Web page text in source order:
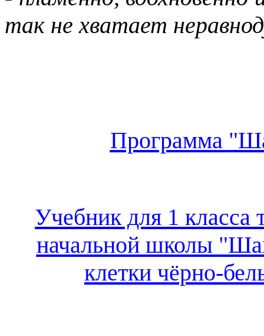
так не хватает
Программа
Учебник для 1 класса
начальной школы
клетки чёрно-